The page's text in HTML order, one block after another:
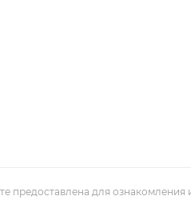
предоставлена для